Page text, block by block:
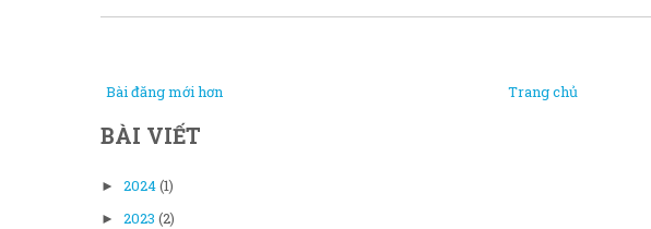
Bài đăng mới hơn Trang chủ
BÀI VIẾT
► 2024(1)
► 2023 (2)